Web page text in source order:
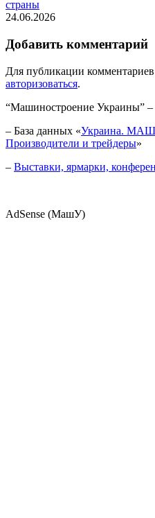
страны
24.06.2026
Добавить комментарий
Для публикации
авторизоваться.
“Машиностроение Украины” –
– База данных «Украина.
Производители и трейдеры»
– Выставки, ярмарки,
AdSense (МашУ)